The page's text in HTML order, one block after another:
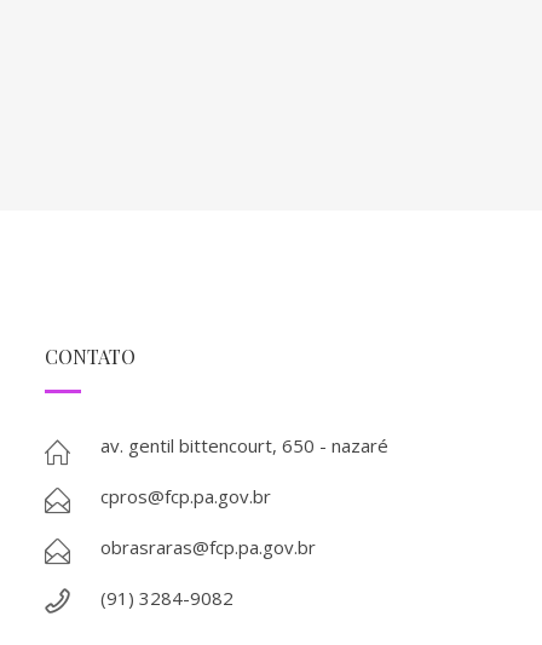
CONTATO
av. gentil bittencourt, 650 - nazaré
cpros@fcp.pa.gov.br
obrasraras@fcp.pa.gov.br
(91) 3284-9082